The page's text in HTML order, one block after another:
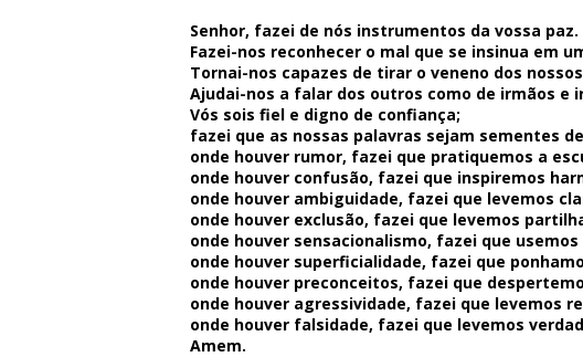
Senhor, fazei de nós instrumentos da vossa paz.
Fazei-nos reconhecer o mal que se insinua em
Tornai-nos capazes de tirar o veneno dos
Ajudai-nos a falar dos outros como de irmãos e
Vós sois fiel e digno de confiança;
fazei que as nossas palavras sejam sementes
onde houver rumor, fazei que pratiquemos a
onde houver confusão, fazei que inspiremos
onde houver ambiguidade, fazei que levemos
onde houver exclusão, fazei que levemos
onde houver sensacionalismo, fazei que usemos
onde houver superficialidade, fazei que
onde houver preconceitos, fazei que
onde houver agressividade, fazei que levemos
onde houver falsidade, fazei que levemos
Amem.